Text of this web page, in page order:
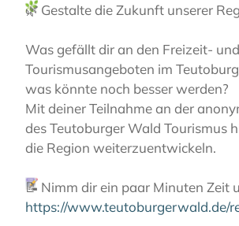
Digitale
het
ACTIEF VOOR KLEINE
🌿 Gestalte die Zukunft unserer
Was gefällt dir an den Freizeit- und
Tourismusangeboten im
was könnte noch besser werden?
Mit deiner Teilnahme an der
des Teutoburger Wald Tourismus
die Region weiterzuentwickeln.
📝 Nimm dir ein paar Minuten Zeit
https://www.teutoburgerwald.de/